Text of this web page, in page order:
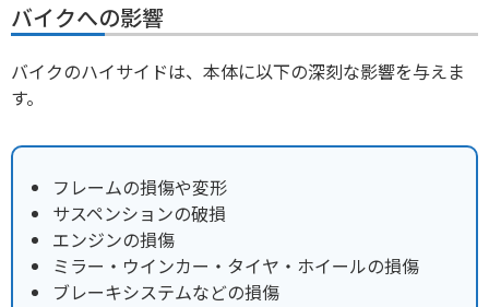
バイクへの影響
バイクのハイサイドは、本体に以下の深刻な影響を与えま
す。
フレームの損傷や変形
サスペンションの破損
エンジンの損傷
ミラー・ウインカー・タイヤ・ホイールの損傷
ブレーキシステムなどの損傷